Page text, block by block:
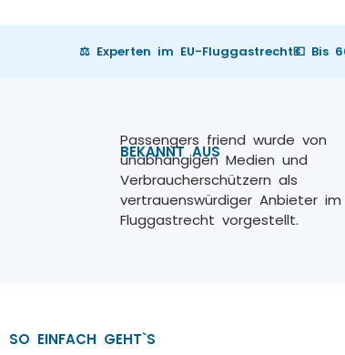
⚖️ Experten im EU-Fluggastrecht💶 Bis
BEKANNT AUS
Passengers friend wurde von
unabhängigen Medien und
Verbraucherschützern als
vertrauenswürdiger Anbieter im
Fluggastrecht vorgestellt.
SO EINFACH GEHT`S